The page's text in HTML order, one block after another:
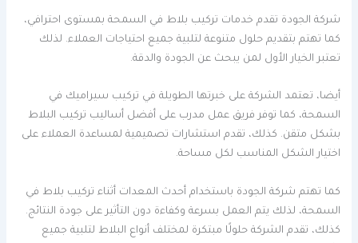
شركة الجودة تقدم خدمات تركيب بلاط في السمحة بمستوى احترافي،
كما تهتم بتقديم حلول متنوعة لتلبية جميع احتياجات العملاء. لذلك
تعتبر الخيار الأول لمن يبحث عن الجودة والدقة.
أيضا، تعتمد الشركة على خبرتها الطويلة في تركيب سيراميك في
السمحة، كما توفر فريق عمل مدرب على أفضل أساليب تركيب البلاط
بشكل متقن. كذلك، تقدم استشارات تصميمية لمساعدة العملاء على
اختيار الشكل المناسب لكل مساحة.
كما تهتم شركة الجودة باستخدام أحدث المعدات أثناء تركيب بلاط في
السمحة، لذلك يتم العمل بسرعة وكفاءة دون التأثير على جودة النتائج.
كذلك، تقدم الشركة حلولًا مبتكرة لمختلف أنواع البلاط لتلبية جميع